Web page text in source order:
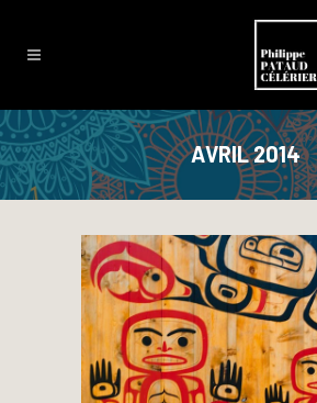
AVRIL 2014